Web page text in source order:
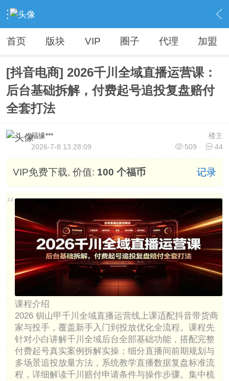
› Vip精品资源（人无我有，人有我优） ›
电商VIP资源【全网不加密】
内容
首页 版块 VIP 圈子 代理 加盟
[抖音电商] 2026千川全域直播运营课：
后台基础拆解，付费起号追投复盘赔付
全套打法
楼主
福缘***
509
44
2026-7-8 13:28:09
VIP免费下载, 价值: 100 个福币 记录
课程介绍
2026 钏山甲千川全域直播运营线上课适配抖音带货商
家与投手，覆盖新手入门到投放优化全流程。课程先
针对小白讲解千川全域后台全部基础功能，搭配完整
付费起号真实案例拆解实操；细分直播间前期规划与
多场景追投放量方法，系统教学直播数据复盘标准流
程，详细解读千川赔付申请条件与操作步骤。集中梳